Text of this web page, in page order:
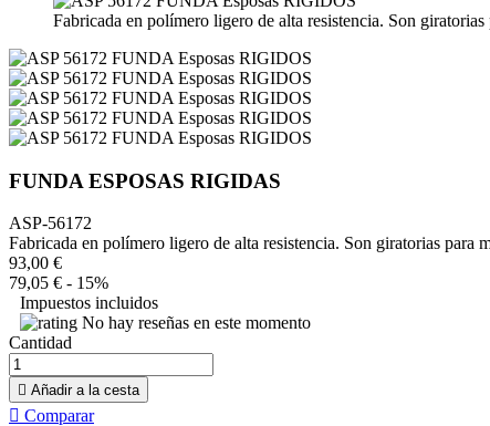
Fabricada en polímero ligero de alta resistencia. Son
FUNDA ESPOSAS RIGIDAS
ASP-56172
Fabricada en polímero ligero de alta resistencia. Son giratorias
93,00 €
79,05 € - 15%
Impuestos incluidos
No hay reseñas en este momento
Cantidad
 Añadir a la cesta
 Comparar